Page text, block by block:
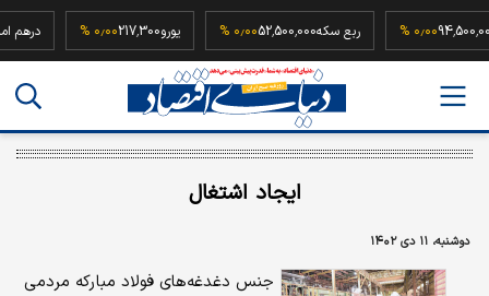
سکه94,500,000۰٫۰۰ % ربع سکه52,500,000۰٫۰۰ % یورو217,300۰٫۰۰ %
ایجاد اشتغال
دوشنبه، ۱۱ دی ۱۴۰۲
جنس دغدغه‌های فولاد مبارکه مردمی